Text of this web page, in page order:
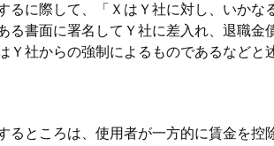
るに際して、「ＸはＹ社に対し、いかな
る書面に署名してＹ社に差入れ、退職金
Ｙ社からの強制によるものであるなどと
るところは、使用者が一方的に賃金を